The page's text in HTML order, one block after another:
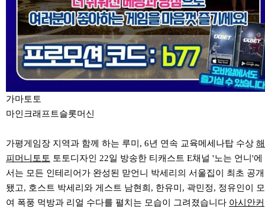
가마토토
마인크래프트슬롯머신
가평게임장 지역과 함께 하는 루미, 6년 연속 교육메세나탑 수상 해
피머니토토 토토디자인 22일 방송한 티캐스트 E채널 '노는 언니'에
서는 모든 인테리어가 완성된 맏언니 박세리의 서울집이 최초 공개
됐고, 호스트 박세리와 게스트 남현희, 한유미, 곽민정, 정유인이 모
여 폭풍 먹방과 리얼 수다를 펼치는 모습이 그려졌습니다 아시안커